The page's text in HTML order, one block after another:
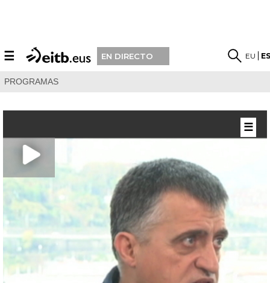
☰ EN DIRECTO EU
PROGRAMAS
☰